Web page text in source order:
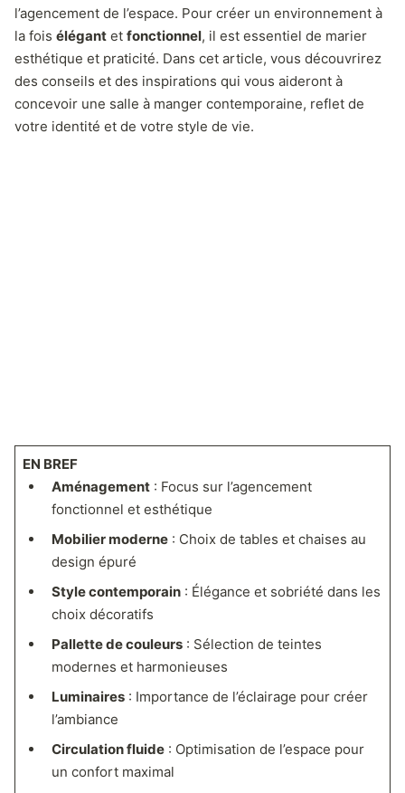
l’agencement de l’espace. Pour créer un environnement à
la fois élégant et fonctionnel, il est essentiel de marier
esthétique et praticité. Dans cet article, vous découvrirez
des conseils et des inspirations qui vous aideront à
concevoir une salle à manger contemporaine, reflet de
votre identité et de votre style de vie.
EN BREF
Aménagement: Focus sur l’agencement
fonctionnel et esthétique
Mobilier moderne: Choix de tables et chaises au
design épuré
Style contemporain: Élégance et sobriété dans les
choix décoratifs
Pallette de couleurs: Sélection de teintes
modernes et harmonieuses
Luminaires: Importance de l’éclairage pour créer
l’ambiance
Circulation fluide: Optimisation de l’espace pour
un confort maximal